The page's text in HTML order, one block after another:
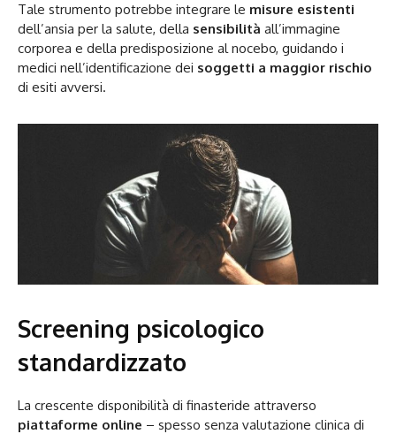
Tale strumento potrebbe integrare le misure esistenti
dell’ansia per la salute, della sensibilità all’immagine
corporea e della predisposizione al nocebo, guidando i
medici nell’identificazione dei soggetti a maggior rischio
di esiti avversi.
Screening psicologico
standardizzato
La crescente disponibilità di finasteride attraverso
piattaforme online – spesso senza valutazione clinica di